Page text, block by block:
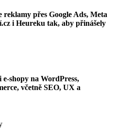
reklamy přes Google Ads, Meta
i Heureku tak, aby přinášely
shopy na WordPress,
, včetně SEO, UX a